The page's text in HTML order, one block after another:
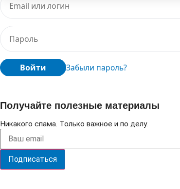
Войти Забыли пароль?
Получайте полезные материалы
Никакого спама. Только важное и по делу.
Подписаться